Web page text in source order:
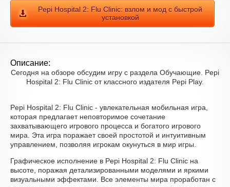
Pepi Hospital 2: Flu Clinic: взлом и мод с быстрой
установкой
Описание:
Сегодня на обзоре обсудим игру с раздела Обучающие. Pepi
Hospital 2: Flu Clinic от классного издателя Pepi Play.
Pepi Hospital 2: Flu Clinic - увлекательная мобильная игра,
которая предлагает неповторимое сочетание
захватывающего игрового процесса и богатого игрового
мира. Эта игра поражает своей простотой и интуитивным
управлением, позволяя игрокам окунуться в мир игры.
Графическое исполнение в Pepi Hospital 2: Flu Clinic на
высоте, поражая детализированными моделями и яркими
визуальными эффектами. Все элементы мира проработан с